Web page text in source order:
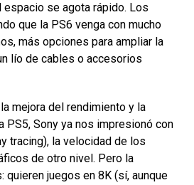
espacio se agota rápido. Los
que la PS6 venga con mucho
más opciones para ampliar la
lío de cables o accesorios
mejora del rendimiento y la
PS5, Sony ya nos impresionó con
tracing), la velocidad de los
de otro nivel. Pero la
quieren juegos en 8K (sí, aunque